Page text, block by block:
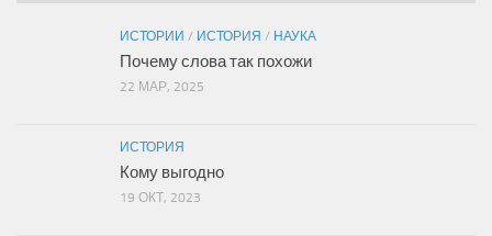
ИСТОРИИ / ИСТОРИЯ / НАУКА
Почему слова так похожи
22 МАР, 2025
ИСТОРИЯ
Кому выгодно
19 ОКТ, 2023